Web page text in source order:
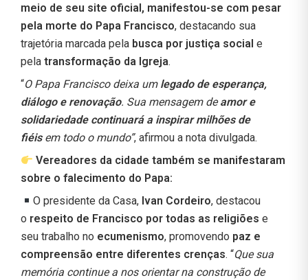
meio de seu site oficial, manifestou-se com pesar
pela morte do Papa Francisco, destacando sua
trajetória marcada pela busca por justiça social e
pela transformação da Igreja.
“O Papa Francisco deixa um legado de esperança,
diálogo e renovação. Sua mensagem deamor e
solidariedade continuará a inspirar milhões de
fiéisem todo o mundo”, afirmou a nota divulgada.
Vereadores da cidade também se manifestaram
sobre o falecimento do Papa:
O presidente da Casa, Ivan Cordeiro, destacou
o respeito de Francisco por todas as religiões e
seu trabalho no ecumenismo, promovendo paz e
compreensão entre diferentes crenças. “Que sua
memória continue a nos orientar na construção de